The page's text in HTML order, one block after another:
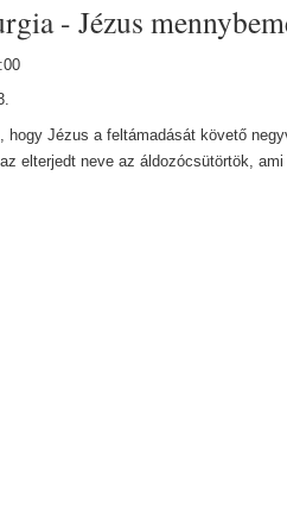
- Jézus
hogy Jézus a feltámadását követő
elterjedt neve az áldozócsütörtök,